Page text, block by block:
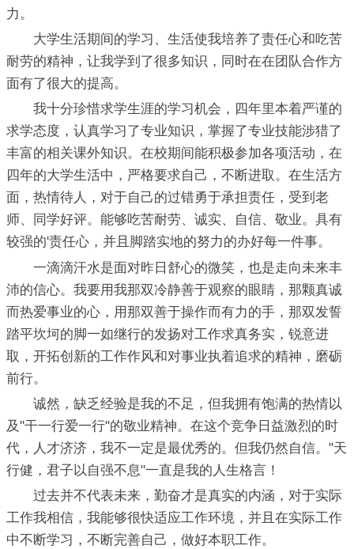
力。
大学生活期间的学习、生活使我培养了责任心和吃苦
耐劳的精神，让我学到了很多知识，同时在在团队合作方
面有了很大的提高。
我十分珍惜求学生涯的学习机会，四年里本着严谨的
求学态度，认真学习了专业知识，掌握了专业技能涉猎了
丰富的相关课外知识。在校期间能积极参加各项活动，在
四年的大学生活中，严格要求自己，不断进取。在生活方
面，热情待人，对于自己的过错勇于承担责任，受到老
师、同学好评。能够吃苦耐劳、诚实、自信、敬业。具有
较强的'责任心，并且脚踏实地的努力的办好每一件事。
一滴滴汗水是面对昨日舒心的微笑，也是走向未来丰
沛的信心。我要用我那双冷静善于观察的眼睛，那颗真诚
而热爱事业的心，用那双善于操作而有力的手，那双发誓
踏平坎坷的脚一如继行的发扬对工作求真务实，锐意进
取，开拓创新的工作作风和对事业执着追求的精神，磨砺
前行。
诚然，缺乏经验是我的不足，但我拥有饱满的热情以
及"干一行爱一行"的敬业精神。在这个竞争日益激烈的时
代，人才济济，我不一定是最优秀的。但我仍然自信。"天
行健，君子以自强不息"一直是我的人生格言！
过去并不代表未来，勤奋才是真实的内涵，对于实际
工作我相信，我能够很快适应工作环境，并且在实际工作
中不断学习，不断完善自己，做好本职工作。